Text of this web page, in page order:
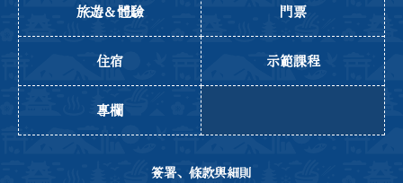
旅遊＆體驗 門票
住宿 示範課程
專欄
簽署、條款與細則